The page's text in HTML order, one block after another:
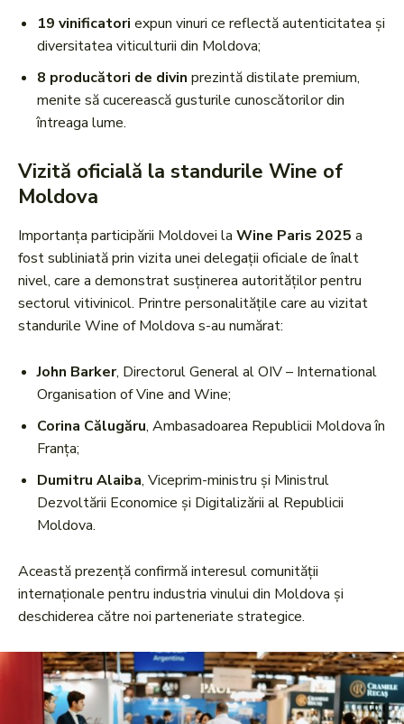
19 vinificatori expun vinuri ce reflectă autenticitatea și
diversitatea viticulturii din Moldova;
8 producători de divin prezintă distilate premium,
menite să cucerească gusturile cunoscătorilor din
întreaga lume.
Vizită oficială la standurile Wine of
Moldova
Importanța participării Moldovei la Wine Paris 2025 a
fost subliniată prin vizita unei delegații oficiale de înalt
nivel, care a demonstrat susținerea autorităților pentru
sectorul vitivinicol. Printre personalitățile care au vizitat
standurile Wine of Moldova s-au numărat:
John Barker, Directorul General al OIV – International
Organisation of Vine and Wine;
Corina Călugăru, Ambasadoarea Republicii Moldova în
Franţa;
Dumitru Alaiba, Viceprim-ministru și Ministrul
Dezvoltării Economice și Digitalizării al Republicii
Moldova.
Această prezență confirmă interesul comunității
internaționale pentru industria vinului din Moldova și
deschiderea către noi parteneriate strategice.